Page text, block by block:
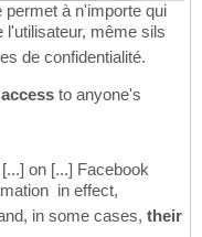
permet à n'importe qui
même sils
de confidentialité.
to anyone's
on [...] Facebook
 in effect,
in some cases, their